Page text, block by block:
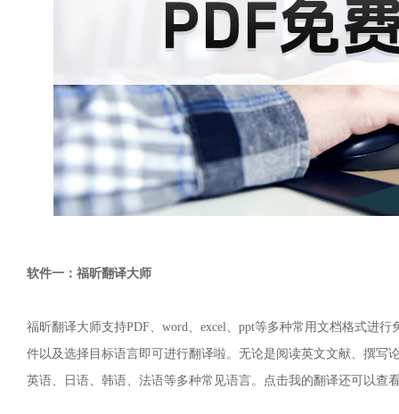
软件一：福昕翻译大师
福昕翻译大师支持PDF、word、excel、ppt等多种常用文档格式进
件以及选择目标语言即可进行翻译啦。无论是阅读英文文献、撰
英语、日语、韩语、法语等多种常见语言。点击我的翻译还可以查